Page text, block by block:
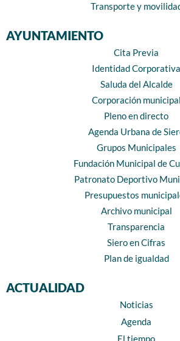
Transporte y
AYUNTAMIENTO
Cita Previa
Identidad Corporativa
Saluda del Alcalde
Corporación municipal
Pleno en directo
Agenda Urbana de
Grupos Municipales
Fundación Municipal de
Patronato Deportivo
Presupuestos
Archivo municipal
Transparencia
Siero en Cifras
Plan de igualdad
ACTUALIDAD
Noticias
Agenda
El tiempo